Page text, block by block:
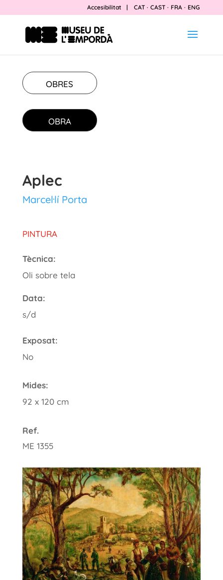
Accesibilitat | CAT · CAST · FRA · ENG
OBRES
OBRA
Aplec
Marcel·lí Porta
PINTURA
Tècnica:
Oli sobre tela
Data:
s/d
Exposat:
No
Mides:
92 x 120 cm
Ref.
ME 1355